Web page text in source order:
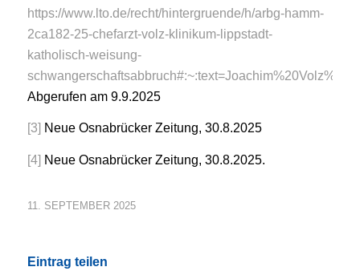
https://www.lto.de/recht/hintergruende/h/arbg-hamm-
2ca182-25-chefarzt-volz-klinikum-lippstadt-
katholisch-weisung-
Abgerufen am 9.9.2025
[3] Neue Osnabrücker Zeitung, 30.8.2025
[4] Neue Osnabrücker Zeitung, 30.8.2025.
11. SEPTEMBER 2025
Eintrag teilen